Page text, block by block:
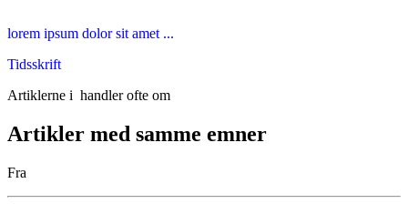
lorem ipsum dolor sit amet ...
Tidsskrift
Artiklerne i handler ofte om
Artikler med samme emner
Fra